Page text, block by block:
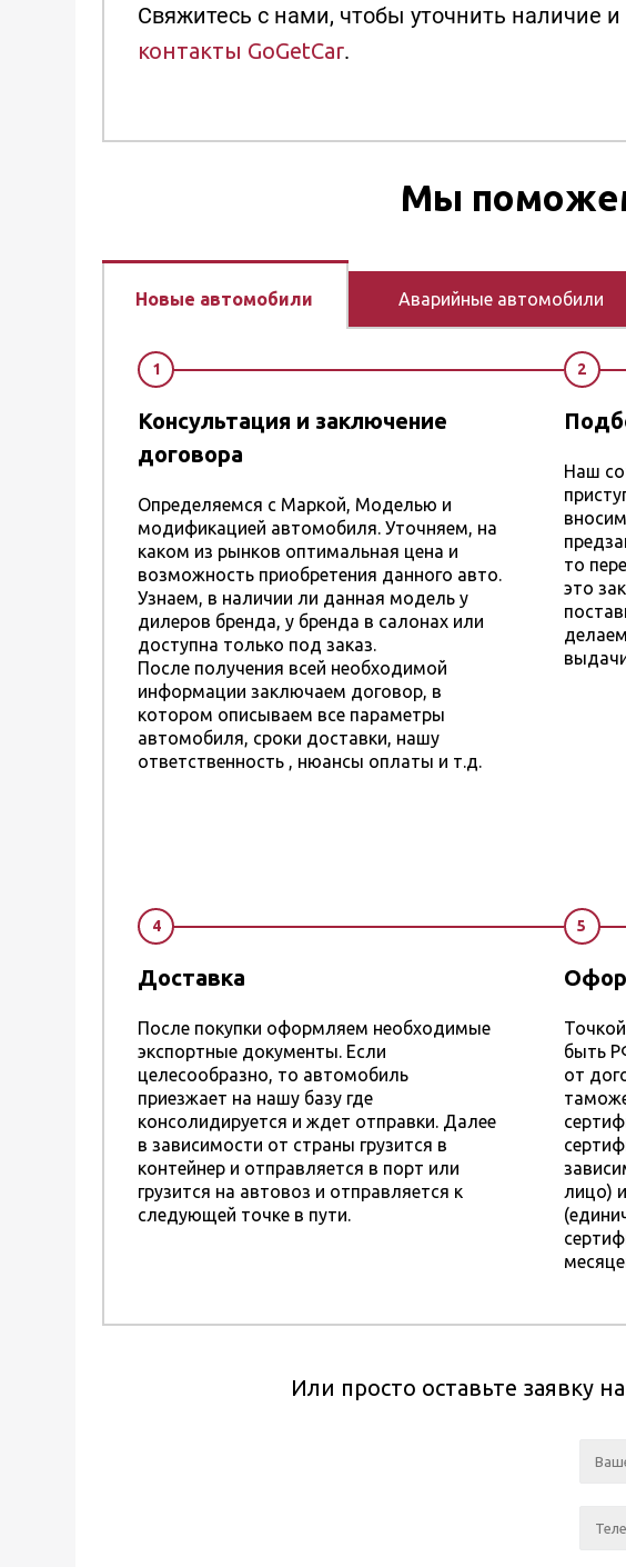
Свяжитесь с нами, чтобы уточнить наличие
контакты GoGetCar.
Мы
Новые автомобили Аварийные автомобили
1
Консультация и заключение
договора
Определяемся с Маркой, Моделью и
модификацией автомобиля. Уточняем, на
каком из рынков оптимальная цена и
возможность приобретения данного авто.
Узнаем, в наличии ли данная модель у
дилеров бренда, у бренда в салонах или
доступна только под заказ.
После получения всей необходимой
информации заключаем договор, в
котором описываем все параметры
автомобиля, сроки доставки, нашу
ответственность , нюансы оплаты и т.д.
2
Наш
то
это
4
Доставка
После покупки оформляем необходимые
экспортные документы. Если
целесообразно, то автомобиль
приезжает на нашу базу где
консолидируется и ждет отправки. Далее
в зависимости от страны грузится в
контейнер и отправляется в порт или
грузится на автовоз и отправляется к
следующей точке в пути.
5
быть
от
лицо)
Или просто оставьте заявку